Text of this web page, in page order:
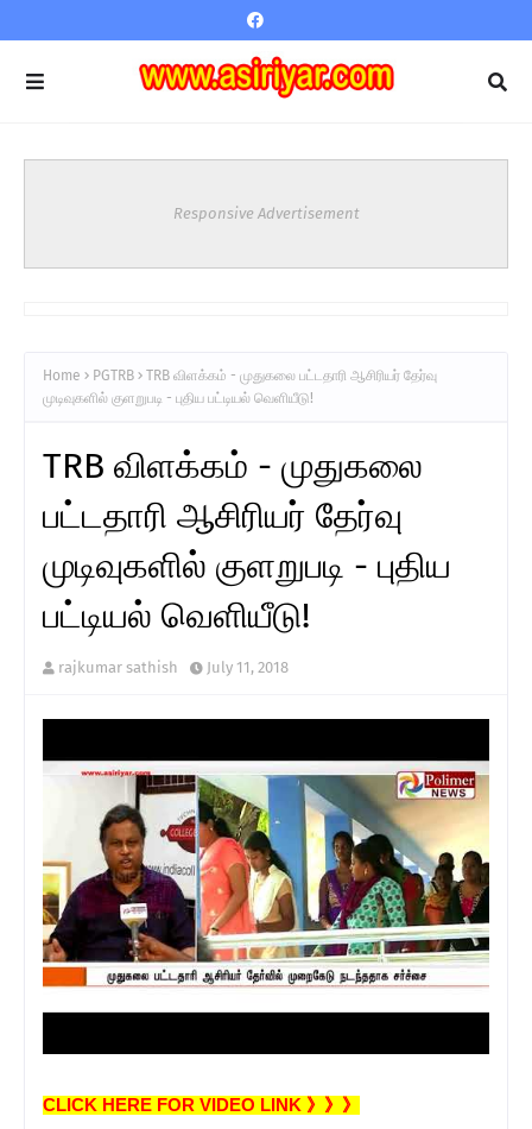
Responsive Advertisement
Home PGTRB
TRB விளக்கம் - முதுகலை பட்டதாரி ஆசிரியர் தேர்வு
முடிவுகளில் குளறுபடி - புதிய பட்டியல் வெளியீடு!
TRB விளக்கம் - முதுகலை
பட்டதாரி ஆசிரியர் தேர்வு
முடிவுகளில் குளறுபடி - புதிய
பட்டியல் வெளியீடு!
rajkumar sathish July 11, 2018
CLICK HERE FOR VIDEO LINK 》》》